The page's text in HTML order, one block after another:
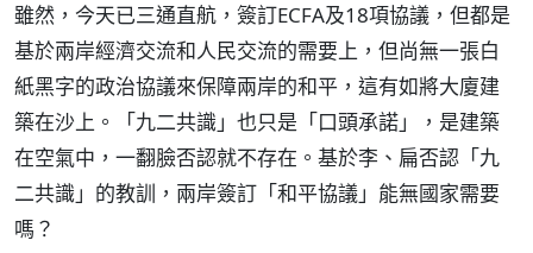
雖然，今天已三通直航，簽訂ECFA及18項協議，但都是
基於兩岸經濟交流和人民交流的需要上，但尚無一張白
紙黑字的政治協議來保障兩岸的和平，這有如將大廈建
築在沙上。「九二共識」也只是「口頭承諾」，是建築
在空氣中，一翻臉否認就不存在。基於李、扁否認「九
二共識」的教訓，兩岸簽訂「和平協議」能無國家需要
嗎？